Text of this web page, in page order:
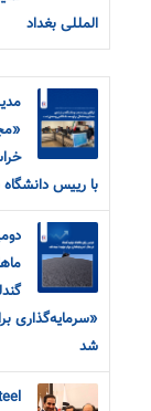
المللی بغداد
با رییس دانشگاه
«سرمایه‌گذاری
شد